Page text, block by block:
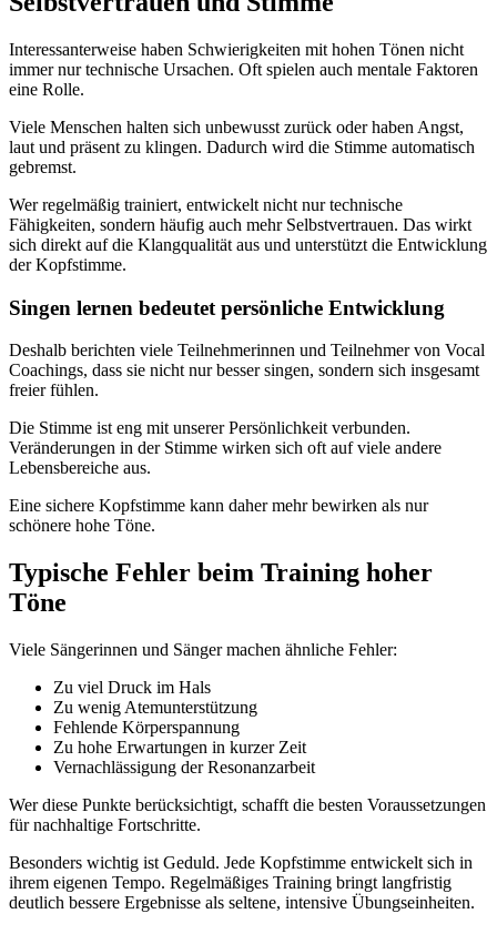
Interessanterweise haben Schwierigkeiten mit hohen Tönen nicht
immer nur technische Ursachen. Oft spielen auch mentale Faktoren
eine Rolle.
Viele Menschen halten sich unbewusst zurück oder haben Angst,
laut und präsent zu klingen. Dadurch wird die Stimme automatisch
gebremst.
Wer regelmäßig trainiert, entwickelt nicht nur technische
Fähigkeiten, sondern häufig auch mehr Selbstvertrauen. Das wirkt
sich direkt auf die Klangqualität aus und unterstützt die Entwicklung
der Kopfstimme.
Singen lernen bedeutet persönliche Entwicklung
Deshalb berichten viele Teilnehmerinnen und Teilnehmer von Vocal
Coachings, dass sie nicht nur besser singen, sondern sich insgesamt
freier fühlen.
Die Stimme ist eng mit unserer Persönlichkeit verbunden.
Veränderungen in der Stimme wirken sich oft auf viele andere
Lebensbereiche aus.
Eine sichere Kopfstimme kann daher mehr bewirken als nur
schönere hohe Töne.
Typische Fehler beim Training hoher
Töne
Viele Sängerinnen und Sänger machen ähnliche Fehler:
Zu viel Druck im Hals
Zu wenig Atemunterstützung
Fehlende Körperspannung
Zu hohe Erwartungen in kurzer Zeit
Vernachlässigung der Resonanzarbeit
Wer diese Punkte berücksichtigt, schafft die besten Voraussetzungen
für nachhaltige Fortschritte.
Besonders wichtig ist Geduld. Jede Kopfstimme entwickelt sich in
ihrem eigenen Tempo. Regelmäßiges Training bringt langfristig
deutlich bessere Ergebnisse als seltene, intensive Übungseinheiten.